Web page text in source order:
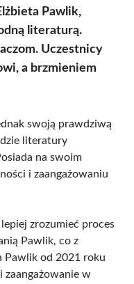
Pawlik,
literaturą.
Uczestnicy
a brzmieniem
swoją prawdziwą
literatury
na swoim
i zaangażowaniu
zrozumieć proces
Pawlik, co z
Pawlik od 2021 roku
zaangażowanie w